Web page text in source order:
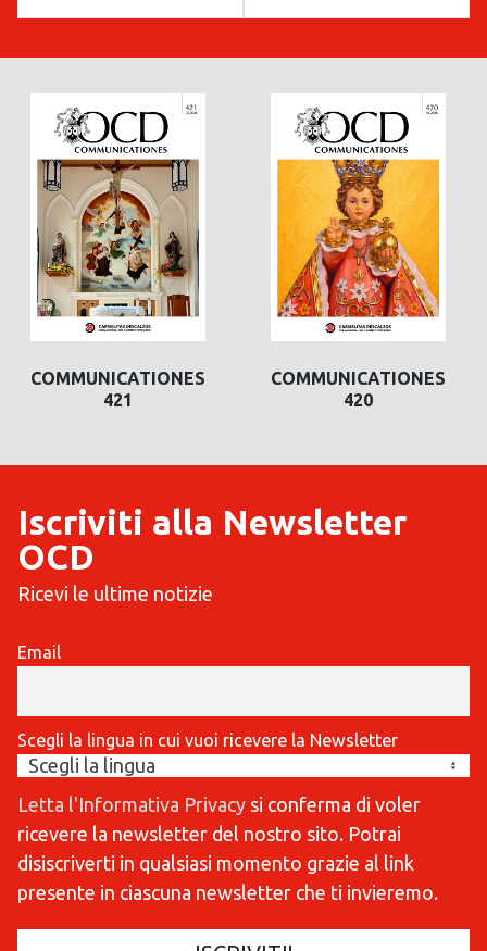
COMMUNICATIONES
420
COMMUNICATIONES
419
Iscriviti alla Newsletter
OCD
Ricevi le ultime notizie
Email
Scegli la lingua in cui vuoi ricevere la Newsletter
Letta l'Informativa Privacy si conferma di voler
ricevere la newsletter del nostro sito. Potrai
disiscriverti in qualsiasi momento grazie al link
presente in ciascuna newsletter che ti invieremo.